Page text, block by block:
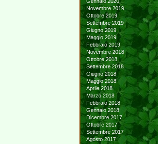
Novembre 2019
Ottobre 2019
Settembre 2019
Giugno 2019
Maggio 2019
Febbraio 2019
Novembre 2018
Ottobre 2018
Settembre 2018
Giugno 2018
Maggio 2018
Aprile 2018
Marzo 2018
Febbraio 2018
Gennaio 2018
Dicembre 2017
Ottobre 2017
Settembre 2017
Agosto 2017